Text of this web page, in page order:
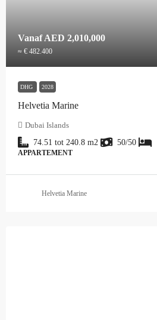
VanafAED 2,010,000
≈ € 482.400
DHG 2028
Helvetia Marine
Dubai Islands
74.51 tot 240.8 m2 50/50
APPARTEMENT
Helvetia Marine